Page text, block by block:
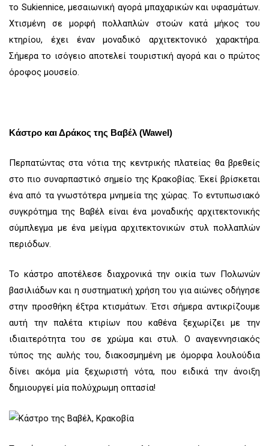
το Sukiennice, μεσαιωνική αγορά μπαχαρικών και υφασμάτων.
Χτισμένη σε μορφή πολλαπλών στοών κατά μήκος του
κτηρίου, έχει έναν μοναδικό αρχιτεκτονικό χαρακτήρα.
Σήμερα το ισόγειο αποτελεί τουριστική αγορά και ο πρώτος
όροφος μουσείο.
Κάστρο και Δράκος της Βαβέλ (Wawel)
Περπατώντας στα νότια της κεντρικής πλατείας θα βρεθείς
στο πιο συναρπαστικό σημείο της Κρακοβίας. Έκεί βρίσκεται
ένα από τα γνωστότερα μνημεία της χώρας. Το εντυπωσιακό
συγκρότημα της Βαβέλ είναι ένα μοναδικής αρχιτεκτονικής
σύμπλεγμα με ένα μείγμα αρχιτεκτονικών στυλ πολλαπλών
περιόδων.
Το κάστρο αποτέλεσε διαχρονικά την οικία των Πολωνών
βασιλιάδων και η συστηματική χρήση του για αιώνες οδήγησε
στην προσθήκη έξτρα κτισμάτων. Έτσι σήμερα αντικρίζουμε
αυτή την παλέτα κτιρίων που καθένα ξεχωρίζει με την
ιδιαιτερότητα του σε χρώμα και στυλ. Ο αναγεννησιακός
τύπος της αυλής του, διακοσμημένη με όμορφα λουλούδια
δίνει ακόμα μία ξεχωριστή νότα, που ειδικά την άνοιξη
δημιουργεί μία πολύχρωμη οπτασία!